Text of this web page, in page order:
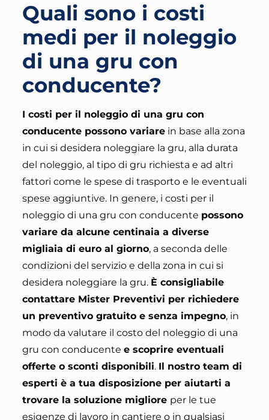
Quali sono i costi
medi per il noleggio
di una gru con
conducente?
I costi per il noleggio di una gru con
conducente possono variarein base alla zona
in cui si desidera noleggiare la gru, alla durata
del noleggio, al tipo di gru richiesta e ad altri
fattori come le spese di trasporto e le eventuali
spese aggiuntive. In genere, i costi per il
noleggio di una gru con conducente possono
variare da alcune centinaia a diverse
migliaia di euro al giorno, a seconda delle
condizioni del servizio e della zona in cui si
desidera noleggiare la gru. È consigliabile
contattare Mister Preventivi per richiedere
un preventivo gratuito e senza impegno, in
modo da valutare il costo del noleggio di una
gru con conducente e scoprire eventuali
offerte o sconti disponibili. Il nostro team di
esperti è a tua disposizione per aiutarti a
trovare la soluzione migliore per le tue
esigenze di lavoro in cantiere o in qualsiasi